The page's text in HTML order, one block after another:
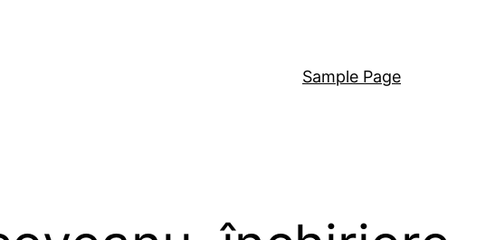
Sample Page